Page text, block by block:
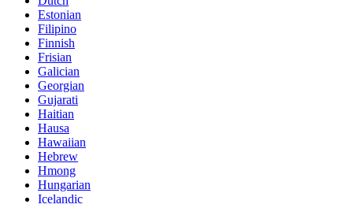
Estonian
Filipino
Finnish
Frisian
Galician
Georgian
Gujarati
Haitian
Hausa
Hawaiian
Hebrew
Hmong
Hungarian
Icelandic